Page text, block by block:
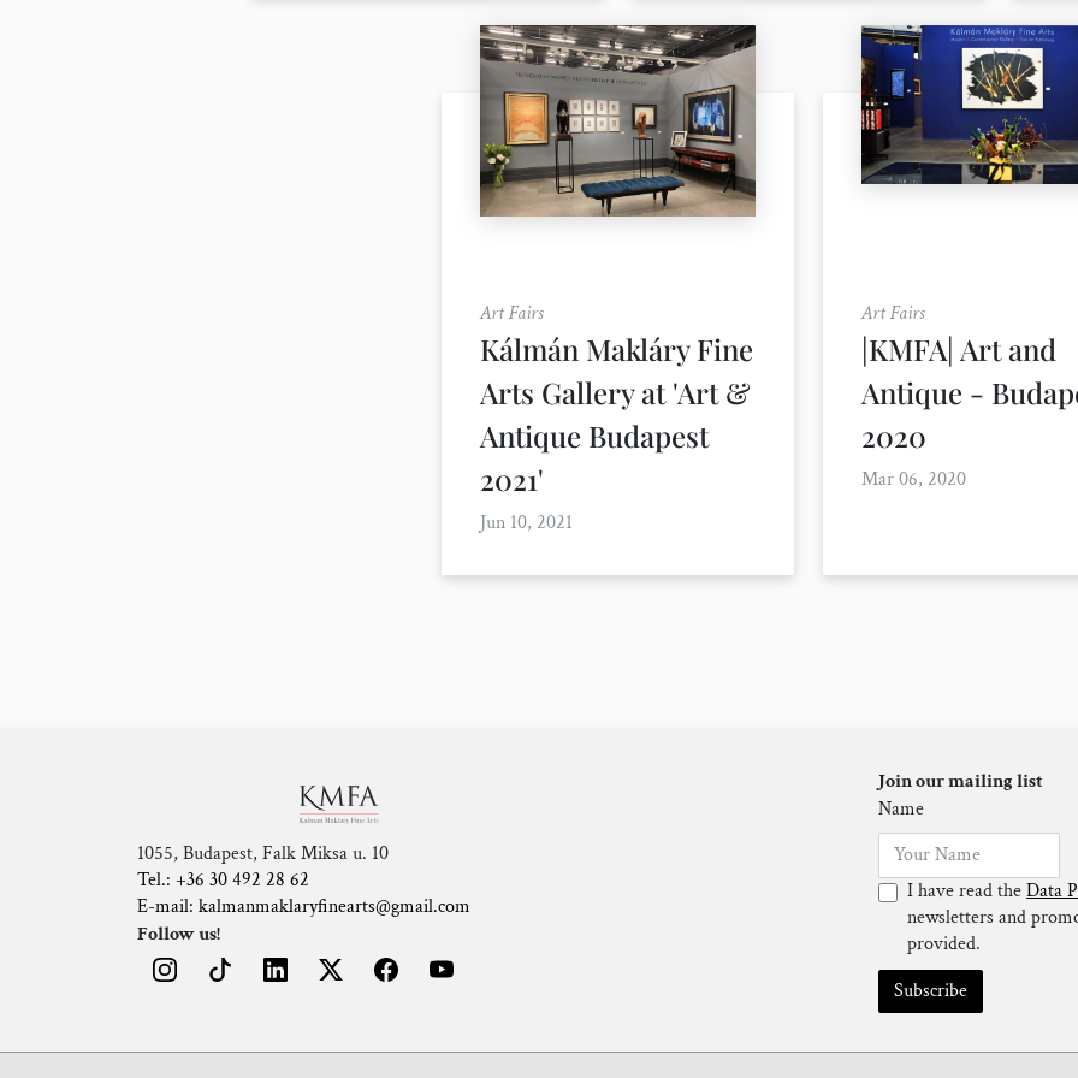
Art Fairs
Kálmán Makláry Fine
Arts Gallery at 'Art &
Antique Budapest
2021'
Jun 10, 2021
Art Fairs
|KMFA| Art and
Antique -
2020
Mar 06, 2020
1055, Budapest, Falk Miksa u. 10
Tel.: +36 30 492 28 62
E-mail: kalmanmaklaryfinearts@gmail.com
Follow us!
Join our mailing list
Name
I have read theData
newsletters and
provided.
Subscribe